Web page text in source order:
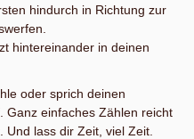
hindurch in Richtung zur
hintereinander in deinen
oder sprich deinen
Ganz einfaches Zählen reicht
Und lass dir Zeit, viel Zeit.